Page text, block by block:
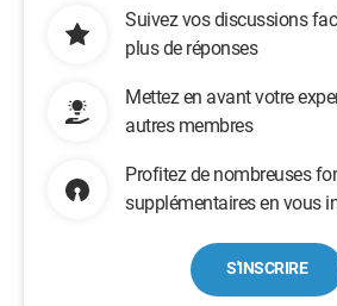
Suivez vos discussions
plus de réponses
Mettez en avant votre
autres membres
Profitez de nombreuses
supplémentaires en vous
S'INSCRIRE